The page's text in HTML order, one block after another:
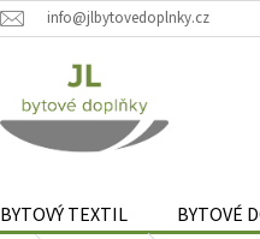
info@jlbytovedoplnky.cz
BYTOVÝ TEXTIL BYTOVÉ